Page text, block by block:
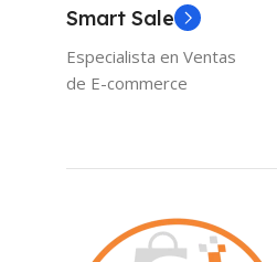
Smart Sale
Especialista en Ventas
de E-commerce